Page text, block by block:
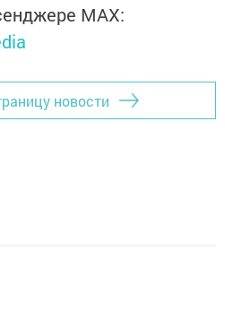
MАХ:
новости